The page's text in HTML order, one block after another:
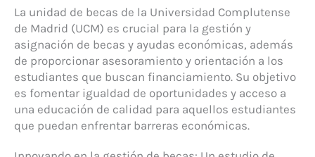
La unidad de becas de la Universidad Complutense
de Madrid (UCM) es crucial para la gestión y
asignación de becas y ayudas económicas, además
de proporcionar asesoramiento y orientación a los
estudiantes que buscan financiamiento. Su objetivo
es fomentar igualdad de oportunidades y acceso a
una educación de calidad para aquellos estudiantes
que puedan enfrentar barreras económicas.